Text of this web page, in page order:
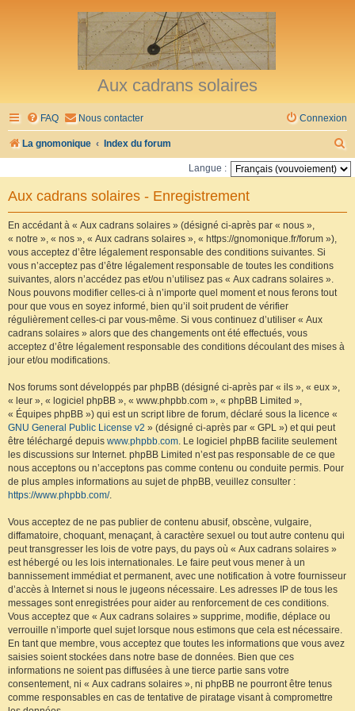
Aux cadrans solaires
FAQ Nous contacter Connexion
La gnomonique Index du forum
e
Langue :
Aux cadrans solaires - Enregistrement
En accédant à « Aux cadrans solaires » (désigné ci-après par « nous »,
« notre », « nos », « Aux cadrans solaires », « https://gnomonique.fr/forum »),
vous acceptez d’être légalement responsable des conditions suivantes. Si
vous n’acceptez pas d’être légalement responsable de toutes les conditions
suivantes, alors n’accédez pas et/ou n’utilisez pas « Aux cadrans solaires ».
Nous pouvons modifier celles-ci à n’importe quel moment et nous ferons tout
pour que vous en soyez informé, bien qu’il soit prudent de vérifier
régulièrement celles-ci par vous-même. Si vous continuez d’utiliser « Aux
cadrans solaires » alors que des changements ont été effectués, vous
acceptez d’être légalement responsable des conditions découlant des mises à
jour et/ou modifications.
Nos forums sont développés par phpBB (désigné ci-après par « ils », « eux »,
« leur », « logiciel phpBB », « www.phpbb.com », « phpBB Limited »,
« Équipes phpBB ») qui est un script libre de forum, déclaré sous la licence «
GNU General Public License v2 » (désigné ci-après par « GPL ») et qui peut
être téléchargé depuis www.phpbb.com. Le logiciel phpBB facilite seulement
les discussions sur Internet. phpBB Limited n’est pas responsable de ce que
nous acceptons ou n’acceptons pas comme contenu ou conduite permis. Pour
de plus amples informations au sujet de phpBB, veuillez consulter :
https://www.phpbb.com/.
Vous acceptez de ne pas publier de contenu abusif, obscène, vulgaire,
diffamatoire, choquant, menaçant, à caractère sexuel ou tout autre contenu qui
peut transgresser les lois de votre pays, du pays où « Aux cadrans solaires »
est hébergé ou les lois internationales. Le faire peut vous mener à un
bannissement immédiat et permanent, avec une notification à votre fournisseur
d’accès à Internet si nous le jugeons nécessaire. Les adresses IP de tous les
messages sont enregistrées pour aider au renforcement de ces conditions.
Vous acceptez que « Aux cadrans solaires » supprime, modifie, déplace ou
verrouille n’importe quel sujet lorsque nous estimons que cela est nécessaire.
En tant que membre, vous acceptez que toutes les informations que vous avez
saisies soient stockées dans notre base de données. Bien que ces
informations ne soient pas diffusées à une tierce partie sans votre
consentement, ni « Aux cadrans solaires », ni phpBB ne pourront être tenus
comme responsables en cas de tentative de piratage visant à compromettre